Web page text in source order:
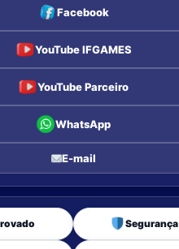
Facebook
YouTube IFGAMES
YouTube Parceiro
WhatsApp
E-mail
Segurança